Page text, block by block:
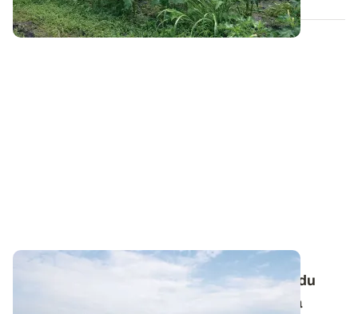
Retournement de céréales : tenir compte du
désherbage d'automne dans le choix de la